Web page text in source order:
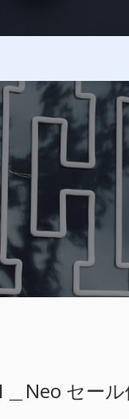
Neo セー